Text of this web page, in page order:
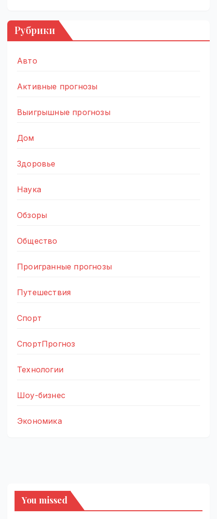
Рубрики
Авто
Активные прогнозы
Выигрышные прогнозы
Дом
Здоровье
Наука
Обзоры
Общество
Проигранные прогнозы
Путешествия
Спорт
СпортПрогноз
Технологии
Шоу-бизнес
Экономика
You missed